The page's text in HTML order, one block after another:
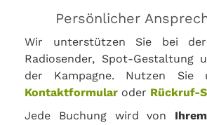
Persönlicher
Wir unterstützen Sie bei
Radiosender, Spot-Gestaltung
der Kampagne. Nutzen Sie
Kontaktformular oder Rückruf-
Jede Buchung wird von